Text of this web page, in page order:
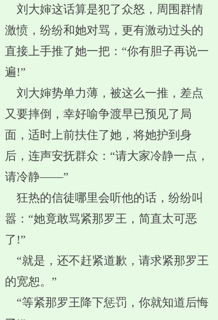
刘大婶这话算是犯了众怒，周围群情
激愤，纷纷和她对骂，更有激动过头的
直接上手推了她一把：“你有胆子再说一
遍!”
刘大婶势单力薄，被这么一推，差点
又要摔倒，幸好喻争渡早已预见了局
面，适时上前扶住了她，将她护到身
后，连声安抚群众：“请大家冷静一点，
请冷静——”
狂热的信徒哪里会听他的话，纷纷叫
嚣：“她竟敢骂紧那罗王，简直太可恶
了!”
“就是，还不赶紧道歉，请求紧那罗王
的宽恕。”
“等紧那罗王降下惩罚，你就知道后悔